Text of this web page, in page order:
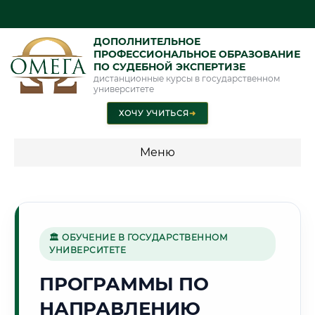
ДОПОЛНИТЕЛЬНОЕ
ПРОФЕССИОНАЛЬНОЕ ОБРАЗОВАНИЕ
ПО СУДЕБНОЙ ЭКСПЕРТИЗЕ
дистанционные курсы в государственном
университете
ХОЧУ УЧИТЬСЯ➜
Меню
специальности"
Стоимость по программам обучения "Судебная экспертиза"
Стоимость по программам обучения "Экспертиза"
🏛 ОБУЧЕНИЕ В ГОСУДАРСТВЕННОМ
УНИВЕРСИТЕТЕ
ПРОГРАММЫ ПО
НАПРАВЛЕНИЮ